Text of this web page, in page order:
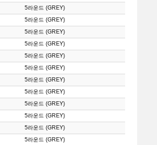
5라운드 (GREY)
5라운드 (GREY)
5라운드 (GREY)
5라운드 (GREY)
5라운드 (GREY)
5라운드 (GREY)
5라운드 (GREY)
5라운드 (GREY)
5라운드 (GREY)
5라운드 (GREY)
5라운드 (GREY)
5라운드 (GREY)